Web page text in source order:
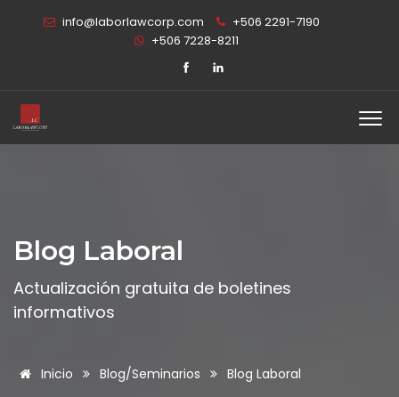
info@laborlawcorp.com
+506 2291-7190
+506 7228-8211
Blog Laboral
Actualización gratuita de boletines
informativos
Inicio Blog/Seminarios Blog Laboral